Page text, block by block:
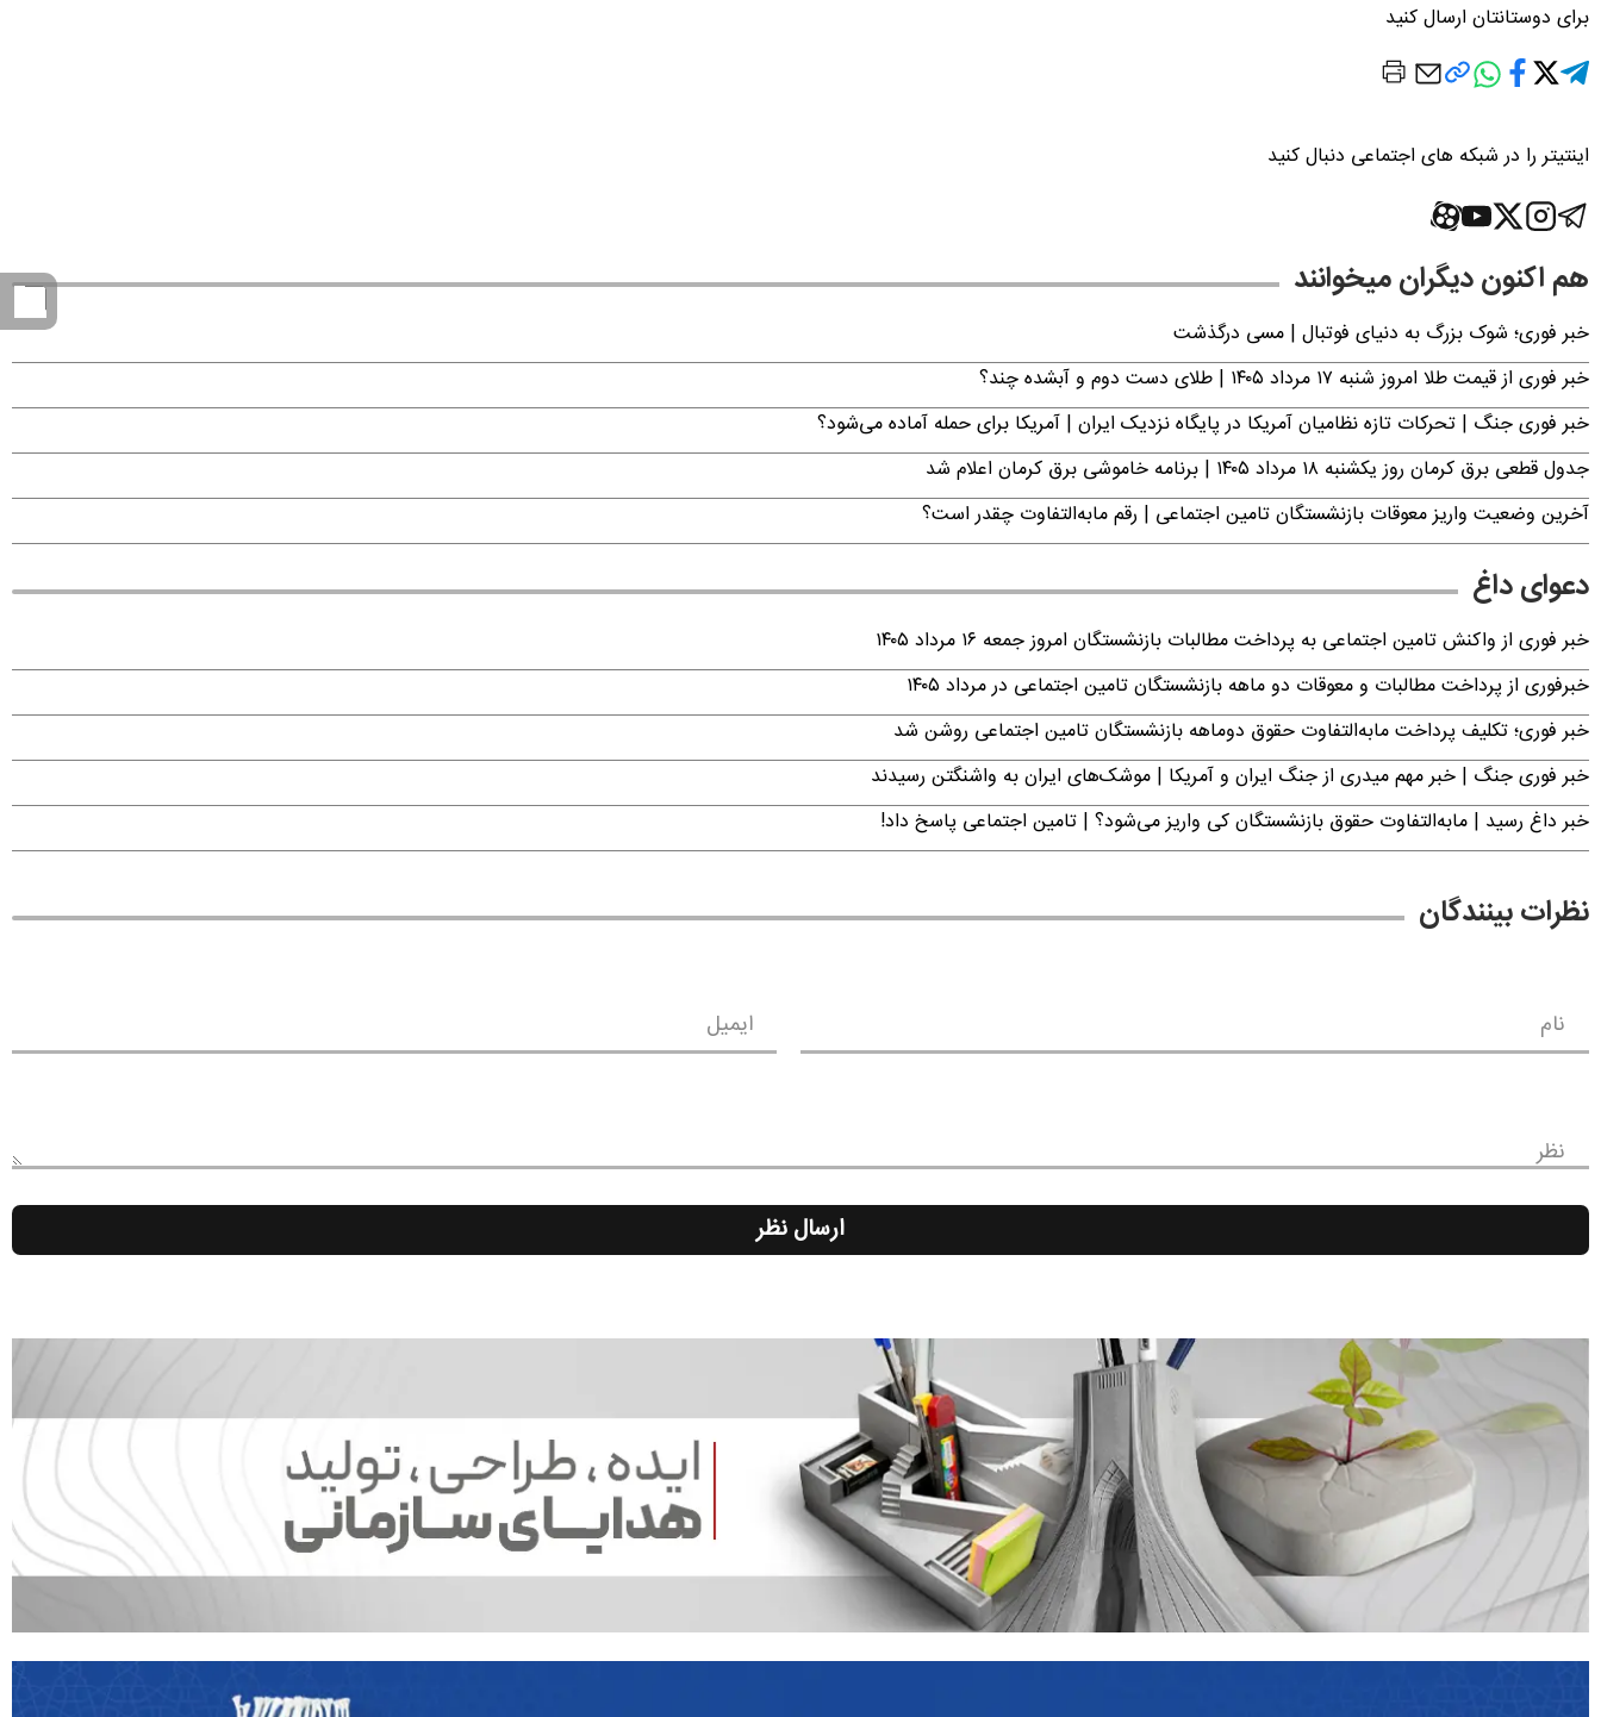
برای دوستانتان ارسال کنید
اینتیتر را در شبکه های اجتماعی دنبال کنید
هم اکنون دیگران میخوانند
خبر فوری؛‌ شوک بزرگ به دنیای فوتبال | مسی درگذشت
خبر فوری از قیمت طلا امروز شنبه ۱۷ مرداد ۱۴۰۵ | طلای دست دوم و آبشده چند؟
خبر فوری جنگ | تحرکات تازه نظامیان آمریکا در پایگاه نزدیک ایران | آمریکا برای حمله آماده می‌شود؟
جدول قطعی برق کرمان روز یکشنبه ۱۸ مرداد ۱۴۰۵ | برنامه خاموشی برق کرمان اعلام شد
آخرین وضعیت واریز معوقات بازنشستگان تامین اجتماعی | رقم مابه‌التفاوت چقدر است؟
دعوای داغ
خبر فوری از واکنش تامین اجتماعی به پرداخت مطالبات بازنشستگان امروز جمعه ۱۶ مرداد ۱۴۰۵
خبرفوری از پرداخت مطالبات و معوقات دو ماهه بازنشستگان تامین اجتماعی در مرداد ۱۴۰۵
خبر فوری؛ تکلیف پرداخت مابه‌التفاوت حقوق دوماهه بازنشستگان تامین اجتماعی روشن شد
خبر فوری جنگ | خبر مهم میدری از جنگ ایران و آمریکا | موشک‌های ایران به واشنگتن رسیدند
خبر داغ رسید | مابه‌التفاوت حقوق بازنشستگان کی واریز می‌شود؟ | تامین اجتماعی پاسخ داد!
نظرات بینندگان
نام ایمیل
نظر
ارسال نظر